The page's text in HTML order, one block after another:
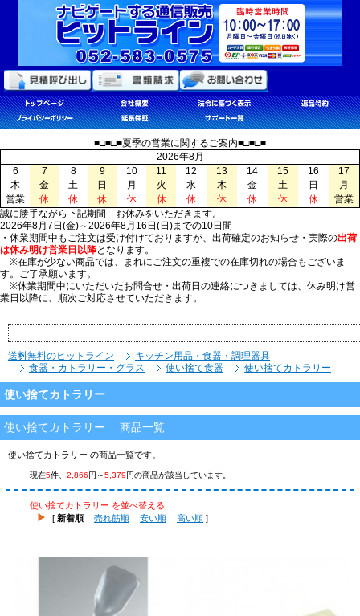
■□■□■夏季の営業に関するご案内■□■□■
2026年8月
6
7 8 9 10 11 12 13 14 15 16
17
木
金 土 日 月 火 水 木 金 土 日
月
営業
休 休 休 休 休 休 休 休 休 休
営業
誠に勝手ながら下記期間 お休みをいただきます。
2026年8月7日(金)～2026年8月16日(日)までの10日間
・休業期間中もご注文は受け付けておりますが、出荷確定のお知らせ・実際の出荷
は休み明け営業日以降となります。
※在庫が少ない商品では、まれにご注文の重複での在庫切れの場合もございま
す。ご了承願います。
※休業期間中にいただいたお問合せ・出荷日の連絡につきましては、休み明け営
業日以降に、順次ご対応させていただきます。
送料無料のヒットライン
キッチン用品・食器・調理器具
食器・カトラリー・グラス
使い捨て食器 使い捨てカトラリー
使い捨てカトラリー
使い捨てカトラリー 商品一覧
使い捨てカトラリー の商品一覧です。
現在5件、 2,866円～5,379円の商品が該当しています。
使い捨てカトラリー を並べ替える
[ 新着順 売れ筋順 安い順 高い順 ]